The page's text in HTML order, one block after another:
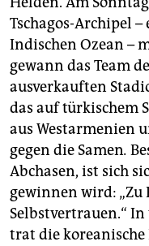
Tschagos-Archipel
Indischen Ozean –
gewann das Team
ausverkauften
das auf türkischem
aus Westarmenien
gegen die Samen.
Abchasen, ist sich
gewinnen wird: „Zu
Selbstvertrauen.“
trat die koreanische